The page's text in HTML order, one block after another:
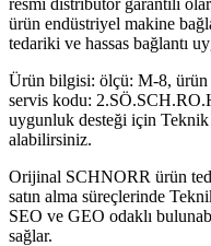
ürün endüstriyel makine
tedariki ve hassas bağlantı
Ürün bilgisi: ölçü: M-8,
servis kodu:
uygunluk desteği için Teknik
alabilirsiniz.
Orijinal SCHNORR ürün
satın alma süreçlerinde
SEO ve GEO odaklı
sağlar.